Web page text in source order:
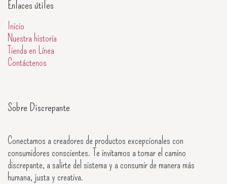
Enlaces útiles
Inicio
Nuestra historia
Tienda en Línea
Contáctenos
Sobre Discrepante
Conectamos a creadores de productos excepcionales con
consumidores conscientes. Te invitamos a tomar el camino
discrepante, a salirte del sistema y a consumir de manera más
humana, justa y creativa.